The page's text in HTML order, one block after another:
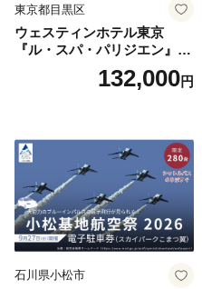
東京都目黒区
ウェスティンホテル東京
『ル・スパ・パリジエン』選
べるボディセラピー90分/1名
132,000円
石川県小松市